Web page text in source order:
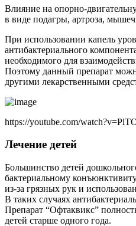
Влияние на опорно-
в виде подагры, артроза,
При использовании капель
антибактериального
необходимого для
Поэтому данный препарат
другими лекарственными
https://youtube.com/
Лечение детей
Большинство детей
бактериальному
из-за грязных рук и
В таких случаях
Препарат “Офтаквикс”
детей старше одного года.